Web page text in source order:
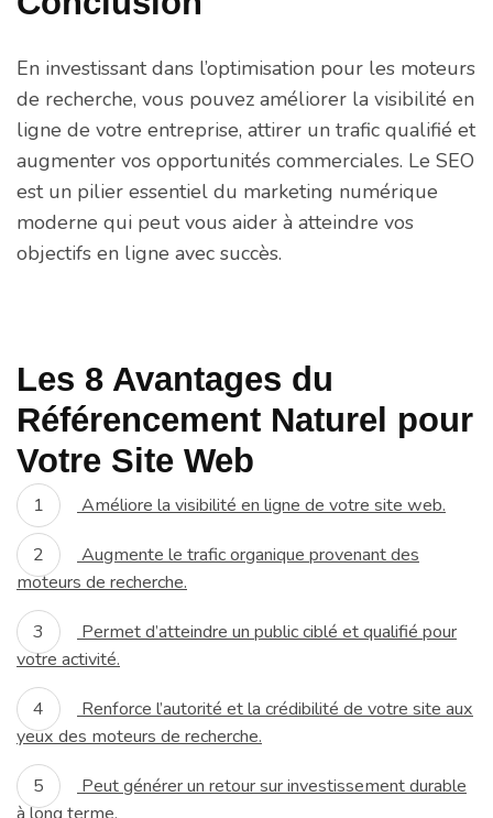
En investissant dans l’optimisation pour les moteurs
de recherche, vous pouvez améliorer la visibilité en
ligne de votre entreprise, attirer un trafic qualifié et
augmenter vos opportunités commerciales. Le SEO
est un pilier essentiel du marketing numérique
moderne qui peut vous aider à atteindre vos
objectifs en ligne avec succès.
Les 8 Avantages du
Référencement Naturel pour
Votre Site Web
Améliore la visibilité en ligne de votre site web.
Augmente le trafic organique provenant des
moteurs de recherche.
Permet d’atteindre un public ciblé et qualifié pour
votre activité.
Renforce l’autorité et la crédibilité de votre site aux
yeux des moteurs de recherche.
Peut générer un retour sur investissement durable